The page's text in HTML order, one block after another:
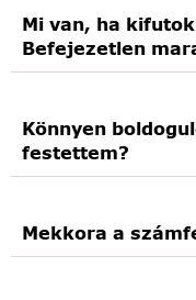
Mi van, ha
Befejezetlen
Könnyen
festettem?
Mekkora a